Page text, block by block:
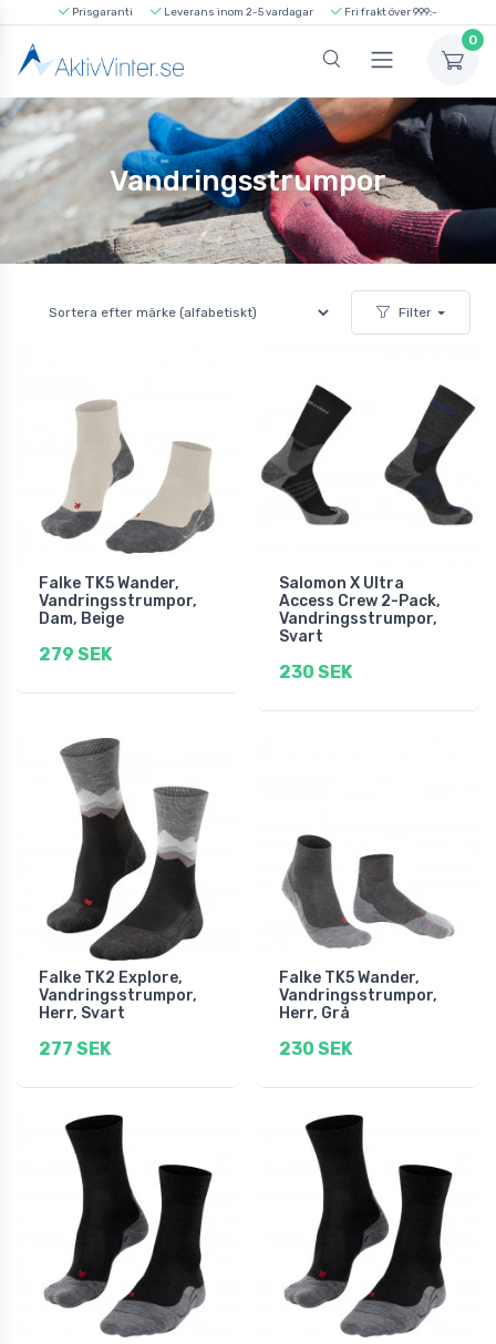
Prisgaranti Leverans inom 2-5 vardagar Fri frakt över 999:-
0
Vandringsstrumpor
Filter
Falke TK5 Wander,
Vandringsstrumpor,
Dam, Beige
279 SEK
Salomon X Ultra
Access Crew 2-Pack,
Vandringsstrumpor,
Svart
230 SEK
Falke TK2 Explore,
Vandringsstrumpor,
Herr, Svart
277 SEK
Falke TK5 Wander,
Vandringsstrumpor,
Herr, Grå
230 SEK